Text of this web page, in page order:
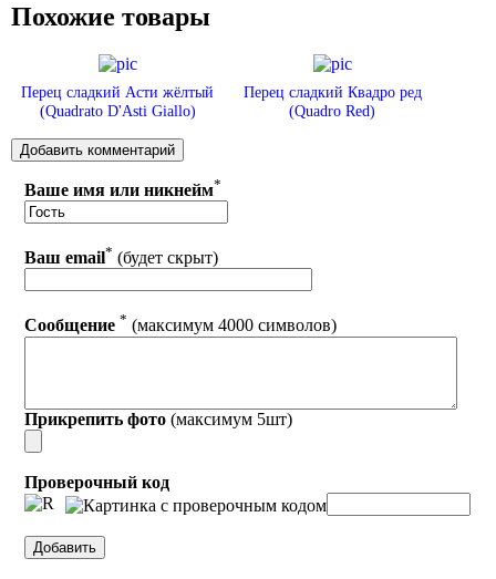
Похожие товары
Перец сладкий Асти жёлтый
(Quadrato D'Asti Giallo)
Перец сладкий Квадро ред
(Quadro Red)
Ваше имя или никнейм*
Ваш email* (будет скрыт)
Сообщение * (максимум 4000 символов)
Прикрепить фото (максимум 5шт)
Проверочный код